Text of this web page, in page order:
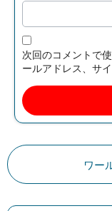
次回のコメントで
ールアドレス、サ
ワー